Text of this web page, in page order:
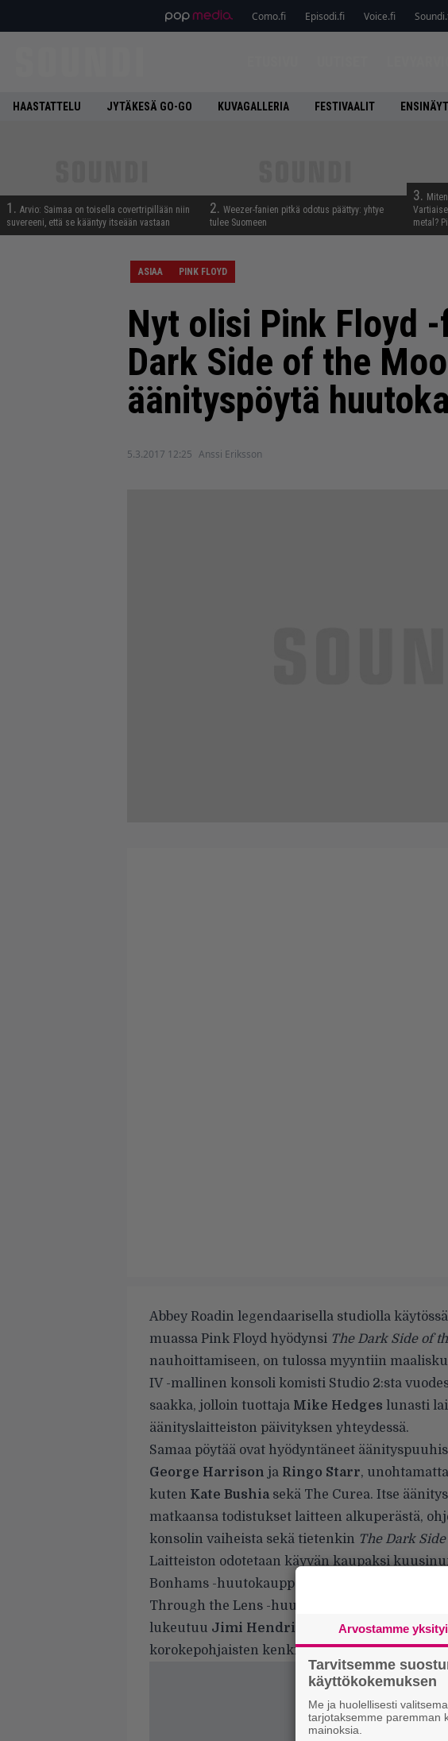
Como.fi Episodi.fi Voice.fi
HAASTATTELU JYTÄKESÄ GO-GO KUVAGALLERIA FESTIVAALIT
1. Arvio: Saimaa on toisella covertripillään niin
suvereeni, että se kääntyy itseään vastaan
2. Weezer-fanien pitkä odotus päättyy: yhtye
tulee Suomeen
3.
metal?
ASIAA PINK FLOYD
Nyt olisi Pink Floyd
Dark Side of the
äänityspöytä
5.3.2017 12:25 Anssi Eriksson
Abbey Roadin legendaarisella studiolla
muassa Pink Floyd hyödynsi The Dark Side of
nauhoittamiseen, on tulossa myyntiin
IV-mallinen konsoli komisti Studio 2:sta
saakka, jolloin tuottaja Mike Hedges lunasti
äänityslaitteiston päivityksen yhteydessä.
Samaa pöytää ovat hyödyntäneet
George Harrison ja Ringo Starr,
kuten Kate Bushiasekä The Curea. Itse
matkaansa todistukset laitteen alkuperästä,
konsolin vaiheista sekä tietenkin The Dark
Laitteiston odotetaan käyvän kaupaksi
Bonhams -huutokauppatalon järjestämä
TCM
Through the Lens -huutokauppa, jonka
lukeutuu Jimi Hendrixin käyttämän
korokepohjaisten kenkienlisäksi, järjestetään
Arvostamme
Tarvitsemme
käyttökokemuksen
Me ja huolellisesti
tarjotaksemme paremman
mainoksia.